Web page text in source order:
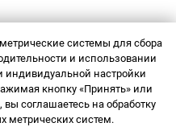
данных
данных
системы для сбора
и использовании
индивидуальной настройки
кнопку «Принять» или
соглашаетесь на обработку
метрических систем.
поддержки